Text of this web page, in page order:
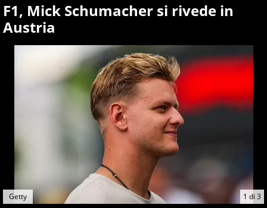
sul podio
F1, Mick Schumacher si rivede in
Austria
1 di 3
Getty